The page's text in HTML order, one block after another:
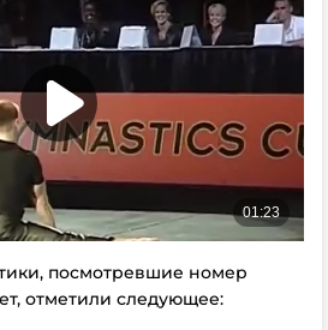
посмотревшие номер
отметили следующее: